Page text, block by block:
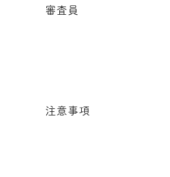
審査員
注意事項